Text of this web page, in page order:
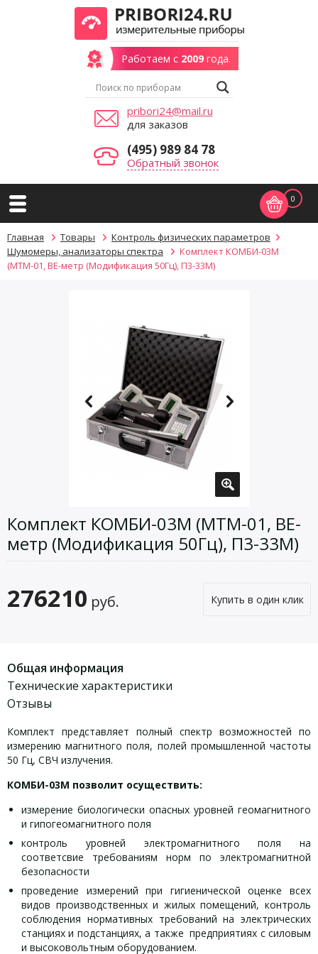
Работаем с 2009года.
pribori24@mail.ru
для заказов
(495) 989 84 78
Обратный звонок
0
Главная Товары
Контроль физических параметров
Шумомеры, анализаторы спектра
Комплект КОМБИ-03М
(МТМ-01, ВЕ-метр (Модификация 50Гц), П3-33М)
Комплект КОМБИ-03М (МТМ-01, ВЕ-
метр (Модификация 50Гц), П3-33М)
276210 руб. Купить в один клик
Общая информация
Технические характеристики
Отзывы
Комплект представляет полный спектр возможностей по
измерению магнитного поля, полей промышленной частоты
50 Гц, СВЧ излучения.
КОМБИ-03М позволит осуществить:
измерение биологически опасных уровней геомагнитного
и гипогеомагнитного поля
контроль уровней электромагнитного поля на
соответсвие требованиям норм по электромагнитной
безопасности
проведение измерений при гигиенической оценке всех
видов производственных и жилых помещений, контроль
соблюдения нормативных требований на электрических
станциях и подстанциях, а также предприятиях с силовым
и высоковольтным оборудованием.